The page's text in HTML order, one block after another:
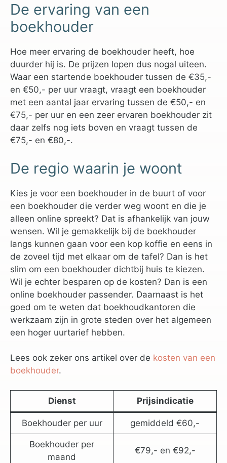
De ervaring van een
boekhouder
Hoe meer ervaring de boekhouder heeft, hoe
duurder hij is. De prijzen lopen dus nogal uiteen.
Waar een startende boekhouder tussen de €35,-
en €50,- per uur vraagt, vraagt een boekhouder
met een aantal jaar ervaring tussen de €50,- en
€75,- per uur en een zeer ervaren boekhouder zit
daar zelfs nog iets boven en vraagt tussen de
€75,- en €80,-.
De regio waarin je woont
Kies je voor een boekhouder in de buurt of voor
een boekhouder die verder weg woont en die je
alleen online spreekt? Dat is afhankelijk van jouw
wensen. Wil je gemakkelijk bij de boekhouder
langs kunnen gaan voor een kop koffie en eens in
de zoveel tijd met elkaar om de tafel? Dan is het
slim om een boekhouder dichtbij huis te kiezen.
Wil je echter besparen op de kosten? Dan is een
online boekhouder passender. Daarnaast is het
goed om te weten dat boekhoudkantoren die
werkzaam zijn in grote steden over het algemeen
een hoger uurtarief hebben.
Lees ook zeker ons artikel over de kosten van een
boekhouder.
Dienst Prijsindicatie
Boekhouder per uur gemiddeld €60,-
Boekhouder per
maand
€79,- en €92,-